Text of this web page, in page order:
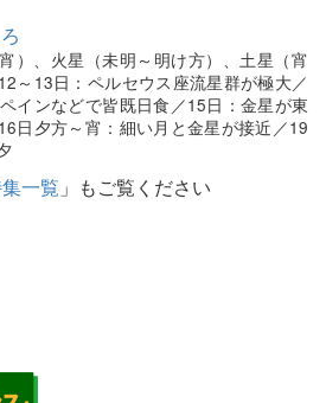
）、火星（未明～明け方）、土星（宵
～13日：ペルセウス座流星群が極大／
インなどで皆既日食／15日：金星が東
日夕方～宵：細い月と金星が接近／19
一覧 」もご覧ください